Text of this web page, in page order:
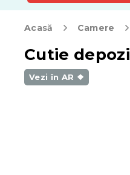
Acasă Camere
Cutie
Vezi în AR ❖